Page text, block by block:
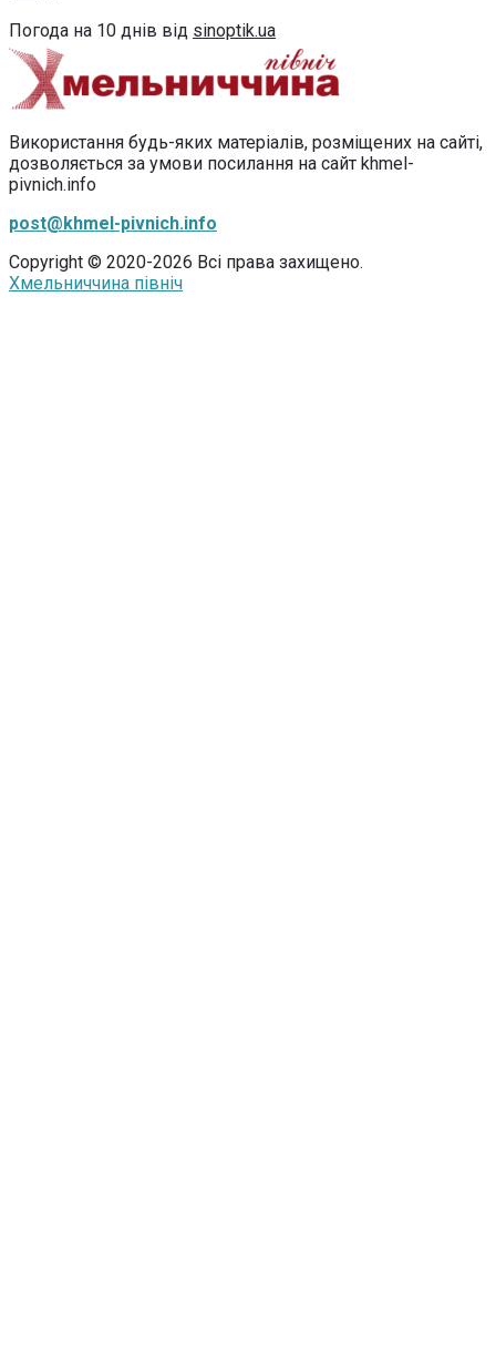
Погода на 10 днів від sinoptik.ua
Використання будь-яких матеріалів, розміщених на сайті,
дозволяється за умови посилання на сайт khmel-
pivnich.info
post@khmel-pivnich.info
Copyright © 2020-2026 Всі права захищено.
Хмельниччина північ